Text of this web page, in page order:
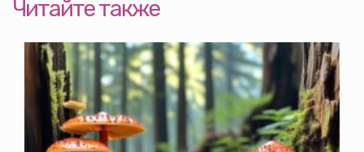
Читайте также